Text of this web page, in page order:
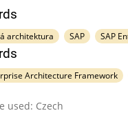
architektura SAP SAP
Architecture Framework
used: Czech